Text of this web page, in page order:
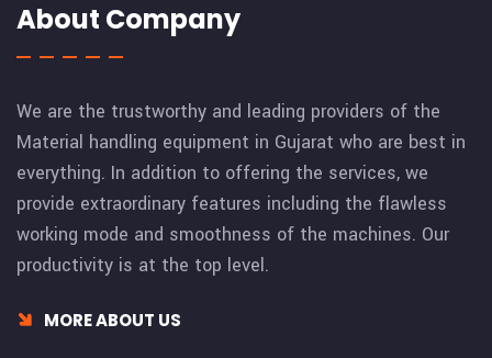
About Company
We are the trustworthy and leading providers of the
Material handling equipment in Gujarat who are best in
everything. In addition to offering the services, we
provide extraordinary features including the flawless
working mode and smoothness of the machines. Our
productivity is at the top level.
MORE ABOUT US